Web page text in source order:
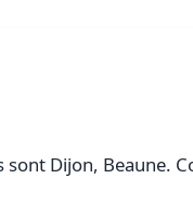
sont Dijon, Beaune.